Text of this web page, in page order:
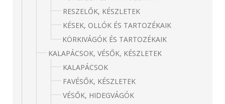
RESZELŐK, KÉSZLETEK
KÉSEK, OLLÓK ÉS TARTOZÉKAIK
KÖRKIVÁGÓK ÉS TARTOZÉKAIK
KALAPÁCSOK, VÉSŐK, KÉSZLETEK
KALAPÁCSOK
FAVÉSŐK, KÉSZLETEK
VÉSŐK, HIDEGVÁGÓK